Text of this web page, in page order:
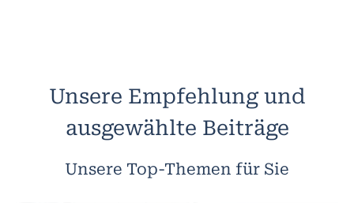
Unsere Empfehlung und
ausgewählte Beiträge
Unsere Top-Themen für Sie